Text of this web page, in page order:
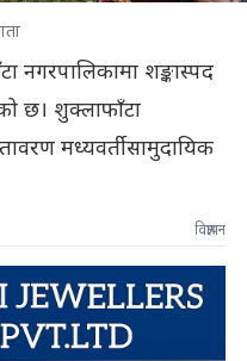
नगरपालिकामा शङ्कास्पद
छ। शुक्लाफाँटा
मध्यवर्ती सामुदायिक
विज्ञापन